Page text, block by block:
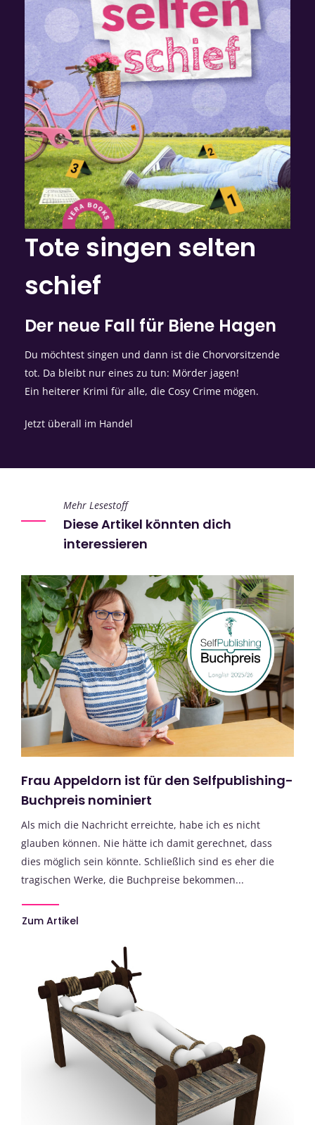
Tote singen selten
schief
Der neue Fall für Biene Hagen
Du möchtest singen und dann ist die Chorvorsitzende
tot. Da bleibt nur eines zu tun: Mörder jagen!
Ein heiterer Krimi für alle, die Cosy Crime mögen.
Jetzt überall im Handel
Mehr Lesestoff
Diese Artikel könnten dich
interessieren
Frau Appeldorn ist für den Selfpublishing-
Buchpreis nominiert
Als mich die Nachricht erreichte, habe ich es nicht
glauben können. Nie hätte ich damit gerechnet, dass
dies möglich sein könnte. Schließlich sind es eher die
tragischen Werke, die Buchpreise bekommen...
Zum Artikel